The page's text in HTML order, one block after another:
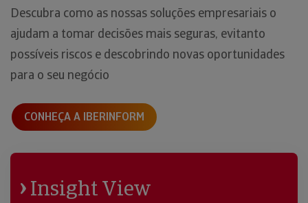
Descubra como as nossas soluções empresariais o
ajudam a tomar decisões mais seguras, evitanto
possíveis riscos e descobrindo novas oportunidades
para o seu negócio
CONHEÇA A IBERINFORM
Insight View